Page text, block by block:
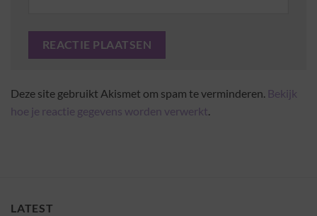
Deze site gebruikt Akismet om spam te verminderen. Bekijk
hoe je reactie gegevens worden verwerkt.
LATEST